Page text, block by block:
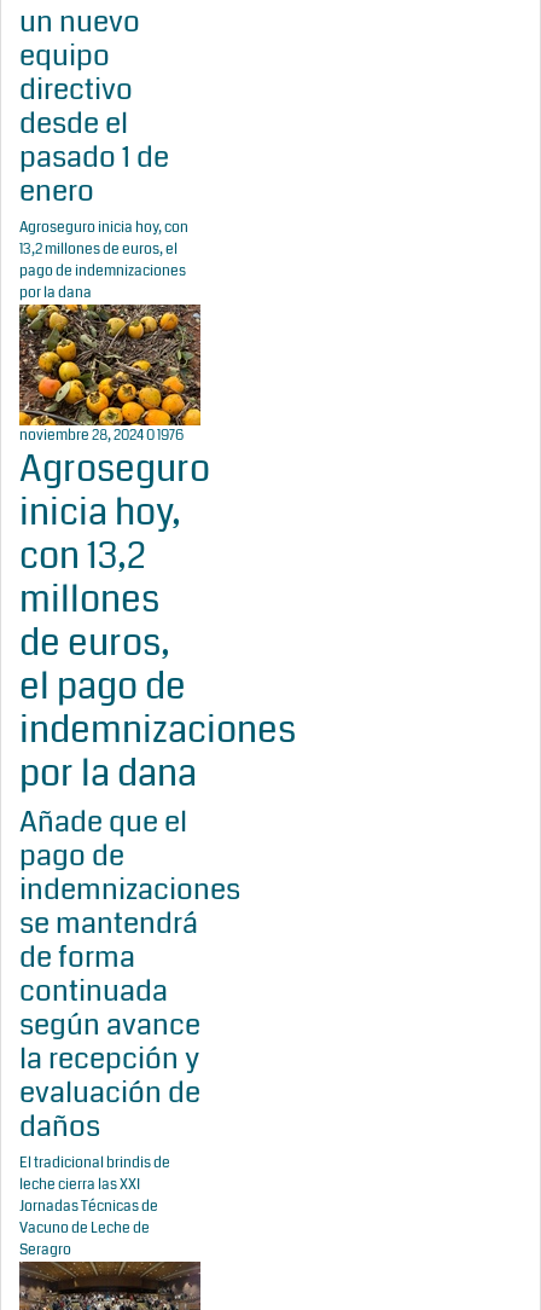
un nuevo
equipo
directivo
desde el
pasado 1 de
enero
Agroseguro inicia hoy, con
13,2 millones de euros, el
pago de indemnizaciones
por la dana
noviembre 28, 202401976
Agroseguro
inicia hoy,
con 13,2
millones
de euros,
el pago de
indemnizaciones
por la dana
Añade que el
pago de
indemnizaciones
se mantendrá
de forma
continuada
según avance
la recepción y
evaluación de
daños
El tradicional brindis de
leche cierra las XXI
Jornadas Técnicas de
Vacuno de Leche de
Seragro